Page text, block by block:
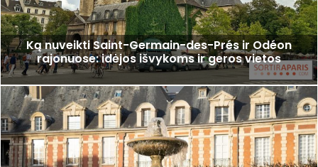
Ką nuveikti Saint-Germain-des-Prés ir Odéon
rajonuose: idėjos išvykoms ir geros vietos